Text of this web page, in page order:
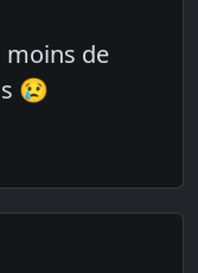
moins de
😢